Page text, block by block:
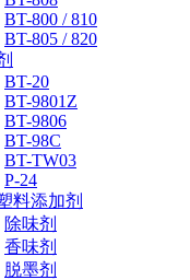
BT-800 / 810
BT-805 / 820
BT-20
BT-9801Z
BT-9806
BT-98C
BT-TW03
P-24
料添加剂
除味剂
香味剂
脱墨剂